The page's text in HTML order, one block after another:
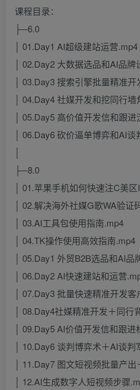
课程目录：
├─6.0
│ 01.Day1 AI超级建站运营.mp4
│ 02.Day2 大数据选品和AI品牌
│ 03.Day3 搜索引擎批量精准开
│ 04.Day4 社媒开发和挖同行墙
│ 05.Day5 高价值开发信和跟进
│ 06.Day6 砍价逼单博弈和AI谈
│
├─8.0
│ 01.苹果手机如何快速注C美
│ 02.解决海外社媒G歌WA验证
│ 03.AI工具包使用指南.mp4
│ 04.TK操作使用高效指南.mp4
│ 05.Day1 外贸B2B选品和AI品
│ 06.Day2 AI快速建站和运营
│ 07.Day3 批量快速精准开发客
│ 08.Day4社媒精准开发＋同行
│ 09.Day5 AI价值开发信和跟进
│ 10.Day6 谈判博弈术＋AI谈判
│ 11.Day7 图文短视频批量产
│ 12.AI生成数字人短视频步骤